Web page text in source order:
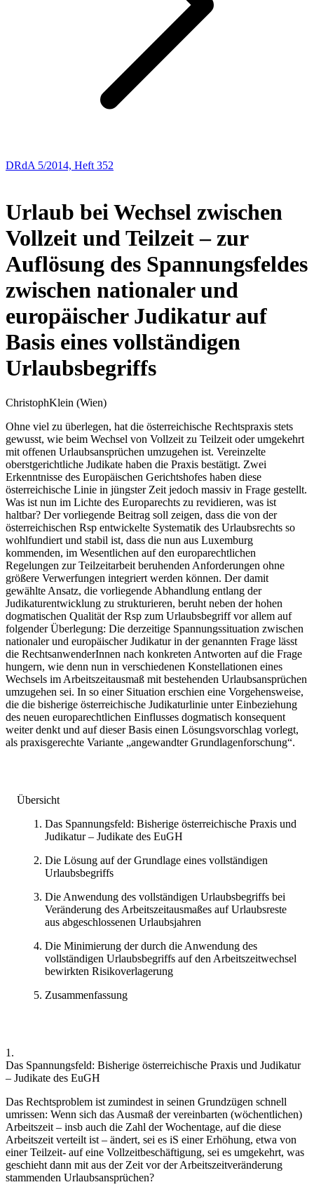
DRdA 5/2014, Heft 352
Urlaub bei Wechsel zwischen
Vollzeit und Teilzeit – zur
Auflösung des Spannungsfeldes
zwischen nationaler und
europäischer Judikatur auf
Basis eines vollständigen
Urlaubsbegriffs
ChristophKlein (Wien)
Ohne viel zu überlegen, hat die österreichische Rechtspraxis stets
gewusst, wie beim Wechsel von Vollzeit zu Teilzeit oder umgekehrt
mit offenen Urlaubsansprüchen umzugehen ist. Vereinzelte
oberstgerichtliche Judikate haben die Praxis bestätigt. Zwei
Erkenntnisse des Europäischen Gerichtshofes haben diese
österreichische Linie in jüngster Zeit jedoch massiv in Frage gestellt.
Was ist nun im Lichte des Europarechts zu revidieren, was ist
haltbar? Der vorliegende Beitrag soll zeigen, dass die von der
österreichischen Rsp entwickelte Systematik des Urlaubsrechts so
wohlfundiert und stabil ist, dass die nun aus Luxemburg
kommenden, im Wesentlichen auf den europarechtlichen
Regelungen zur Teilzeitarbeit beruhenden Anforderungen ohne
größere Verwerfungen integriert werden können. Der damit
gewählte Ansatz, die vorliegende Abhandlung entlang der
Judikaturentwicklung zu strukturieren, beruht neben der hohen
dogmatischen Qualität der Rsp zum Urlaubsbegriff vor allem auf
folgender Überlegung: Die derzeitige Spannungssituation zwischen
nationaler und europäischer Judikatur in der genannten Frage lässt
die RechtsanwenderInnen nach konkreten Antworten auf die Frage
hungern, wie denn nun in verschiedenen Konstellationen eines
Wechsels im Arbeitszeitausmaß mit bestehenden Urlaubsansprüchen
umzugehen sei. In so einer Situation erschien eine Vorgehensweise,
die die bisherige österreichische Judikaturlinie unter Einbeziehung
des neuen europarechtlichen Einflusses dogmatisch konsequent
weiter denkt und auf dieser Basis einen Lösungsvorschlag vorlegt,
als praxisgerechte Variante „angewandter Grundlagenforschung“.
Übersicht
Das Spannungsfeld: Bisherige österreichische Praxis und
Judikatur – Judikate des EuGH
Die Lösung auf der Grundlage eines vollständigen
Urlaubsbegriffs
Die Anwendung des vollständigen Urlaubsbegriffs bei
Veränderung des Arbeitszeitausmaßes auf Urlaubsreste
aus abgeschlossenen Urlaubsjahren
Die Minimierung der durch die Anwendung des
vollständigen Urlaubsbegriffs auf den Arbeitszeitwechsel
bewirkten Risikoverlagerung
Zusammenfassung
1.
Das Spannungsfeld: Bisherige österreichische Praxis und Judikatur
– Judikate des EuGH
Das Rechtsproblem ist zumindest in seinen Grundzügen schnell
umrissen: Wenn sich das Ausmaß der vereinbarten (wöchentlichen)
Arbeitszeit – insb auch die Zahl der Wochentage, auf die diese
Arbeitszeit verteilt ist – ändert, sei es iS einer Erhöhung, etwa von
einer Teilzeit- auf eine Vollzeitbeschäftigung, sei es umgekehrt, was
geschieht dann mit aus der Zeit vor der Arbeitszeitveränderung
stammenden Urlaubsansprüchen?